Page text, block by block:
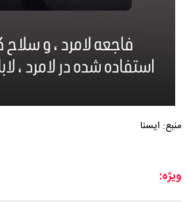
منبع: ایسنا
ویژه: